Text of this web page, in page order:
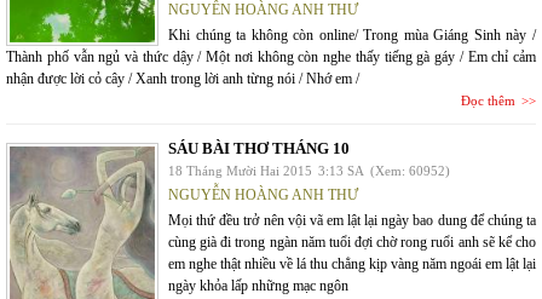
NGUYỄN HOÀNG ANH THƯ
Khi chúng ta không còn online/ Trong mùa Giáng Sinh này /
Thành phố vẫn ngủ và thức dậy / Một nơi không còn nghe thấy tiếng gà gáy / Em chỉ cảm
nhận được lời cỏ cây / Xanh trong lời anh từng nói / Nhớ em /
Đọc thêm
SÁU BÀI THƠ THÁNG 10
18 Tháng Mười Hai 2015 3:13 SA (Xem: 60952)
NGUYỄN HOÀNG ANH THƯ
Mọi thứ đều trở nên vội vã em lật lại ngày bao dung để chúng ta
cùng già đi trong ngàn năm tuổi đợi chờ rong ruổi anh sẽ kể cho
em nghe thật nhiều về lá thu chẳng kịp vàng năm ngoái em lật lại
ngày khỏa lấp những mạc ngôn